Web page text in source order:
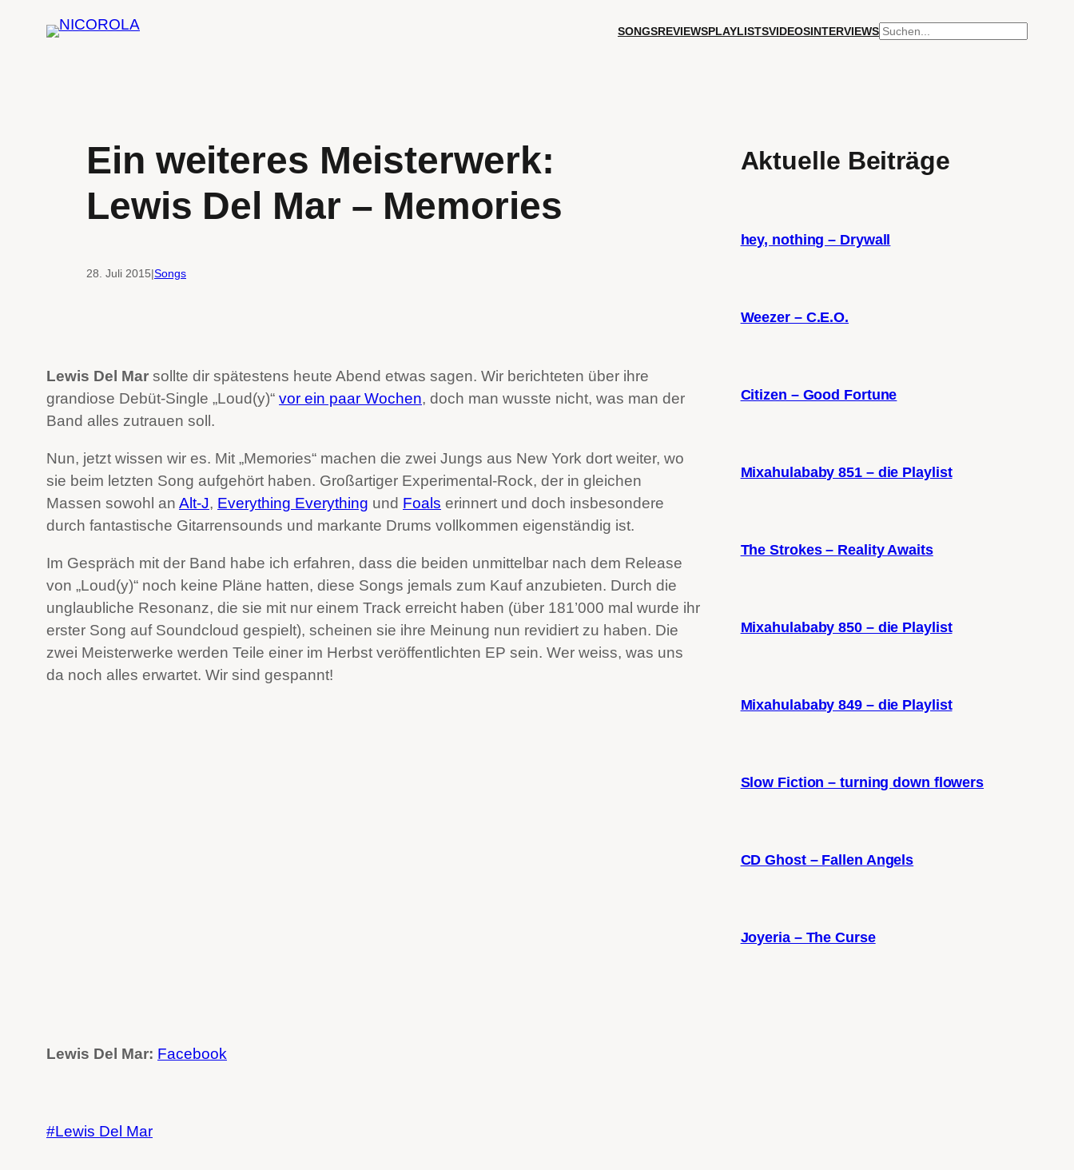
SONGSREVIEWSPLAYLISTSVIDEOSINTERVIEWSSUCHEN
Ein weiteres Meisterwerk:
Lewis Del Mar – Memories
28. Juli 2015|Songs
Lewis Del Mar sollte dir spätestens heute Abend etwas sagen. Wir berichteten über ihre
grandiose Debüt-Single „Loud(y)“ vor ein paar Wochen, doch man wusste nicht, was man der
Band alles zutrauen soll.
Nun, jetzt wissen wir es. Mit „Memories“ machen die zwei Jungs aus New York dort weiter, wo
sie beim letzten Song aufgehört haben. Großartiger Experimental-Rock, der in gleichen
Massen sowohl an Alt-J, Everything Everything und Foals erinnert und doch insbesondere
durch fantastische Gitarrensounds und markante Drums vollkommen eigenständig ist.
Im Gespräch mit der Band habe ich erfahren, dass die beiden unmittelbar nach dem Release
von „Loud(y)“ noch keine Pläne hatten, diese Songs jemals zum Kauf anzubieten. Durch die
unglaubliche Resonanz, die sie mit nur einem Track erreicht haben (über 181’000 mal wurde ihr
erster Song auf Soundcloud gespielt), scheinen sie ihre Meinung nun revidiert zu haben. Die
zwei Meisterwerke werden Teile einer im Herbst veröffentlichten EP sein. Wer weiss, was uns
da noch alles erwartet. Wir sind gespannt!
Lewis Del Mar: Facebook
Lewis Del Mar
Aktuelle Beiträge
hey, nothing – Drywall
Weezer – C.E.O.
Citizen – Good Fortune
Mixahulababy 851 – die Playlist
The Strokes – Reality Awaits
Mixahulababy 850 – die Playlist
Mixahulababy 849 – die Playlist
Slow Fiction – turning down flowers
CD Ghost – Fallen Angels
Joyeria – The Curse